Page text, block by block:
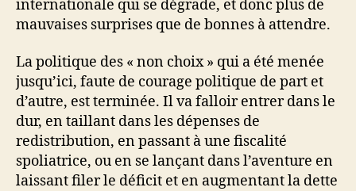
internationale qui se dégrade, et donc plus de
mauvaises surprises que de bonnes à attendre.
La politique des « non choix » qui a été menée
jusqu’ici, faute de courage politique de part et
d’autre, est terminée. Il va falloir entrer dans le
dur, en taillant dans les dépenses de
redistribution, en passant à une fiscalité
spoliatrice, ou en se lançant dans l’aventure en
laissant filer le déficit et en augmentant la dette